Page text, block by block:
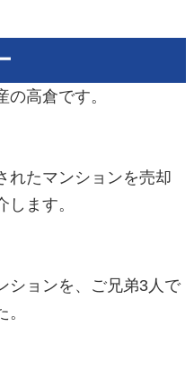
高倉です。
れたマンションを売却
ます。
ションを、ご兄弟3人で